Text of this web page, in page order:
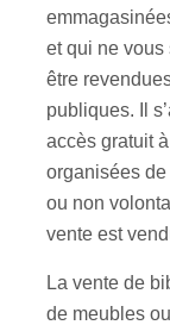
et qui ne vous
être
publiques. Il
accès gratuit
organisées
ou non
vente est
La vente de
de meubles